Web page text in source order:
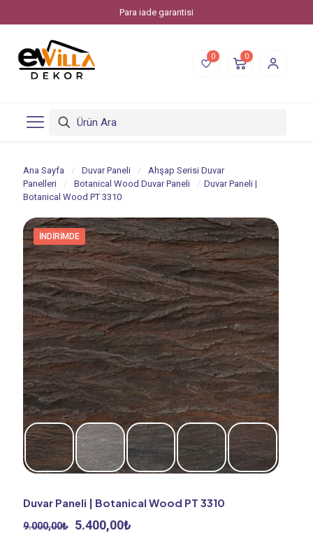
Para iade garantisi
0 0
Ana Sayfa / Duvar Paneli /
Ahşap Serisi Duvar
Panelleri
/ Botanical Wood Duvar Paneli / Duvar Paneli |
Botanical Wood PT 3310
İNDIRIMDE
Duvar Paneli | Botanical Wood PT 3310
9.000,00₺ Orijinal
5.400,00₺